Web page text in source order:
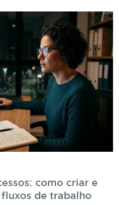
como criar e
de trabalho